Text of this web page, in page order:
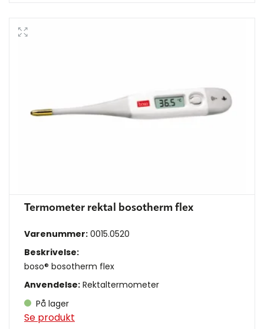
Termometer rektal bosotherm flex
Varenummer: 0015.0520
Beskrivelse:
boso® bosotherm flex
Anvendelse: Rektaltermometer
På lager
Se produkt